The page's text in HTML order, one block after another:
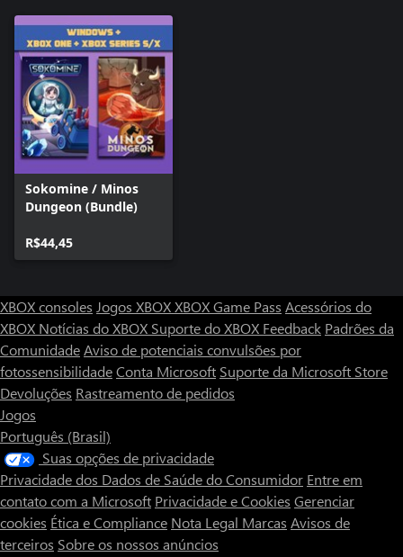
Sokomine / Minos
Dungeon (Bundle)
R$44,45
XBOX consoles Jogos XBOXXBOX Game Pass Acessórios do
XBOX Notícias do XBOX Suporte do XBOX Feedback Padrões da
ComunidadeAviso de potenciais convulsões por
fotossensibilidadeConta Microsoft Suporte da Microsoft Store
Devoluções Rastreamento de pedidos
Jogos
Português (Brasil)
Suas opções de privacidade
Privacidade dos Dados de Saúde do Consumidor Entre em
contato com a Microsoft Privacidade e Cookies Gerenciar
cookies Ética e Compliance Nota Legal Marcas Avisos de
terceiros Sobre os nossos anúncios